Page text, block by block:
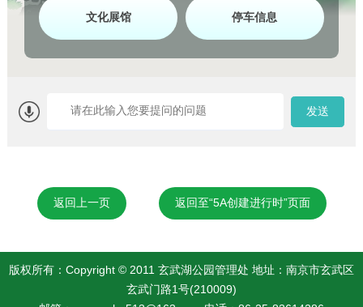
返回上一页 返回至“5A创建进行时”页面
版权所有：Copyright © 2011 玄武湖公园管理处 地址：南京市玄武区
玄武门路1号(210009)